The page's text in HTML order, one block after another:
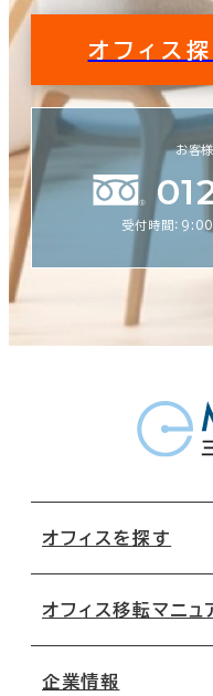
オフィス
お客様
受付時間：
オフィスを探す
地図から探す
オフィス移転マニュ
企業情報